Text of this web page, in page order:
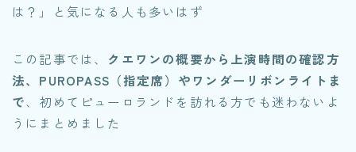
は？」と気になる人も多いはず
この記事では、 クエワンの概要から上演時間の確認方
法、PUROPASS（指定席）やワンダーリボンライトま
で、初めてピューロランドを訪れる方でも迷わないよ
うにまとめました